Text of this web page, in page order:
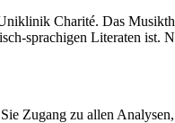
Charité. Das
sprachigen Literaten ist.
Zugang zu allen